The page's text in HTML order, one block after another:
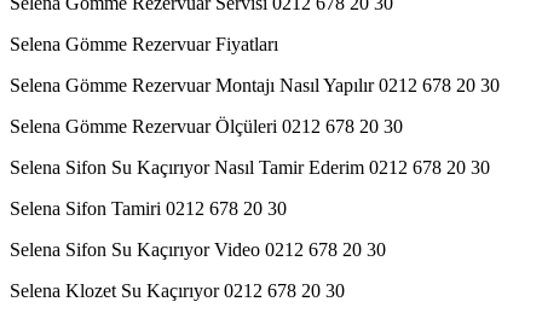
Selena Gömme Rezervuar Fiyatları
Selena Gömme Rezervuar Montajı Nasıl Yapılır 0212 678 20 30
Selena Gömme Rezervuar Ölçüleri 0212 678 20 30
Selena Sifon Su Kaçırıyor Nasıl Tamir Ederim 0212 678 20 30
Selena Sifon Tamiri 0212 678 20 30
Selena Sifon Su Kaçırıyor Video 0212 678 20 30
Selena Klozet Su Kaçırıyor 0212 678 20 30